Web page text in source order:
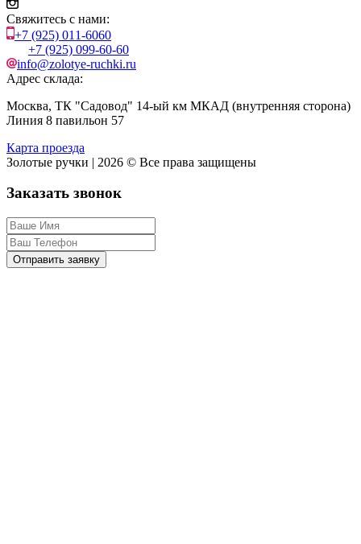
Свяжитесь с нами:
+7 (925) 011-6060
+7 (925) 099-60-60
info@zolotye-ruchki.ru
Адрес склада:
Москва, ТК "Садовод" 14-ый км МКАД (внутренняя сторона)
Линия 8 павильон 57
Карта проезда
Золотые ручки | 2026 © Все права защищены
Заказать звонок
Отправить заявку